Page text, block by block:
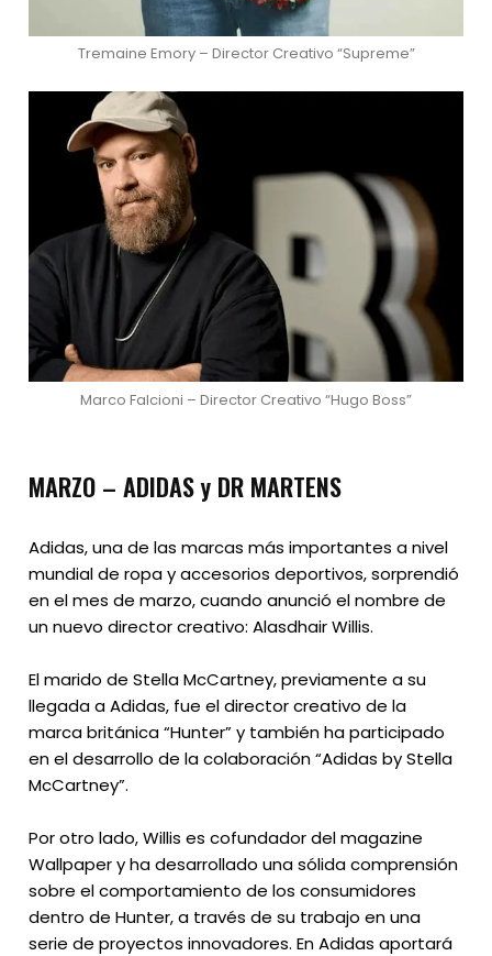
Tremaine Emory – Director Creativo “Supreme”
Marco Falcioni – Director Creativo “Hugo Boss”
MARZO – ADIDAS y DR MARTENS
Adidas, una de las marcas más importantes a nivel
mundial de ropa y accesorios deportivos, sorprendió
en el mes de marzo, cuando anunció el nombre de
un nuevo director creativo: Alasdhair Willis.
El marido de Stella McCartney, previamente a su
llegada a Adidas, fue el director creativo de la
marca británica “Hunter” y también ha participado
en el desarrollo de la colaboración “Adidas by Stella
McCartney”.
Por otro lado, Willis es cofundador del magazine
Wallpaper y ha desarrollado una sólida comprensión
sobre el comportamiento de los consumidores
dentro de Hunter, a través de su trabajo en una
serie de proyectos innovadores. En Adidas aportará